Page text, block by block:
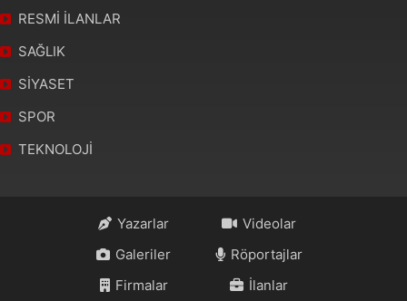
RESMİ İLANLAR
SAĞLIK
SİYASET
SPOR
TEKNOLOJİ
Yazarlar
Videolar
Galeriler
Röportajlar
Firmalar
İlanlar